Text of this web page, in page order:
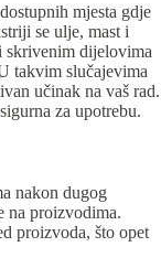
mjesta gdje
se ulje, mast i
skrivenim dijelovima
takvim slučajevima
učinak na vaš rad.
za upotrebu.
nakon dugog
na proizvodima.
proizvoda, što opet